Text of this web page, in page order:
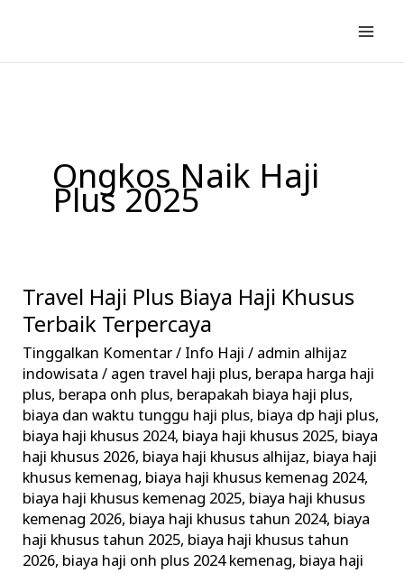
konten
Ongkos Naik Haji
Plus 2025
Travel Haji Plus Biaya Haji Khusus
Terbaik Terpercaya
Tinggalkan Komentar/ Info Haji / admin alhijaz
indowisata/ agen travel haji plus, berapa harga haji
plus, berapa onh plus, berapakah biaya haji plus,
biaya dan waktu tunggu haji plus, biaya dp haji plus,
biaya haji khusus 2024, biaya haji khusus 2025, biaya
haji khusus 2026, biaya haji khusus alhijaz, biaya haji
khusus kemenag, biaya haji khusus kemenag 2024,
biaya haji khusus kemenag 2025, biaya haji khusus
kemenag 2026, biaya haji khusus tahun 2024, biaya
haji khusus tahun 2025, biaya haji khusus tahun
2026, biaya haji onh plus 2024 kemenag, biaya haji
Travel
Haji
Plus
Biaya
Haji
Khusus
Terbaik
Terpercaya